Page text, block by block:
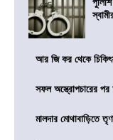
আর জি কর থেকে
সফল অস্ত্রোপচারের
মালদার মোথাবাড়িতে